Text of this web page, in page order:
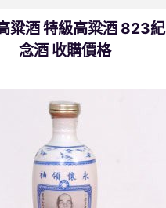
粱酒 特級高粱酒 823紀
念酒 收購價格